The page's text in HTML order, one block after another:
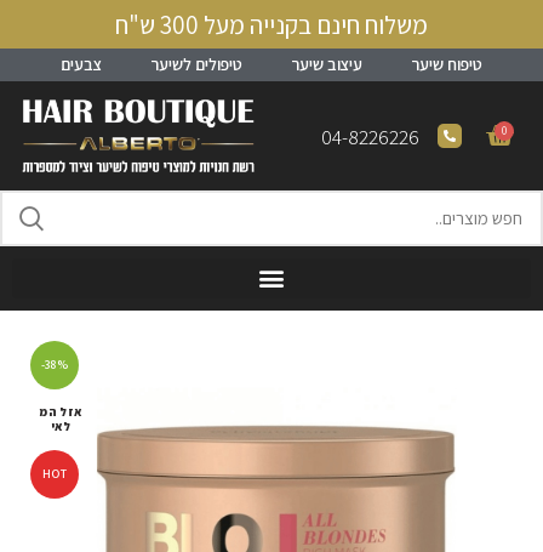
משלוח חינם בקנייה מעל 300 ש"ח
טיפוח שיער עיצוב שיער טיפולים לשיער צבעים
0
04-8226226
-38%
אזל המ
לאי
HOT